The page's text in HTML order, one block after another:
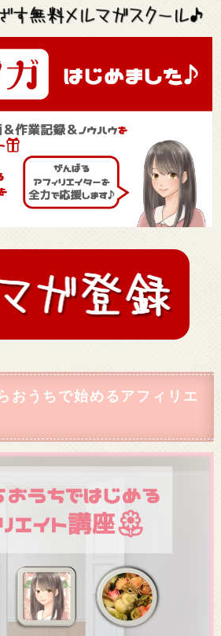
おうちで始めるアフィリエ